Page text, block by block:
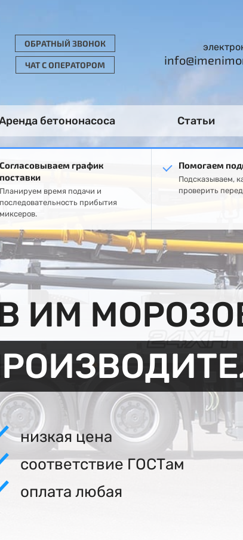
ОБРАТНЫЙ ЗВОНОК
ЧАТ С ОПЕРАТОРОМ
бетононасоса Статьи
Согласовываем график
поставки
Планируем время подачи и
последовательность прибытия
миксеров.
Помогаем
Подсказываем,
проверить
ИМ
низкая цена
соответствие ГОСТам
оплата любая